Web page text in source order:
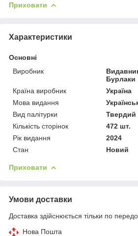
Приховати
Характеристики
Основні
Виробник
Бурлаки
Країна виробник
Україна
Мова видання
Вид палітурки
Твердий
Кількість сторінок
472 шт.
Рік видання
2024
Стан
Новий
Приховати
Умови доставки
Доставка здійснюється тільки по
Нова Пошта